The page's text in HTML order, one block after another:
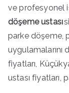
ve profesyonel
döşeme ustası
parke döşeme,
uygulamalarını
fiyatları,
ustası fiyatları,